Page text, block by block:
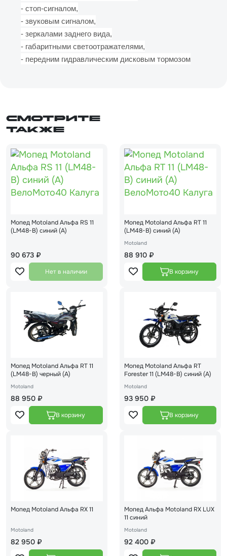
- стоп-сигналом,
- звуковым сигналом,
- зеркалами заднего вида,
- габаритными светоотражателями,
- передним гидравлическим дисковым тормозом
Смотрите
также
Мопед Motoland Альфа RS 11
(LM48-B) синий (А)
90 673 ₽
Нет в наличии
Мопед Motoland Альфа RT 11
(LM48-B) синий (A)
Motoland
88 910 ₽
Мопед Motoland Альфа RT 11
(LM48-B) черный (A)
Motoland
88 950 ₽
Мопед Motoland Альфа RT
Forester 11 (LM48-B) синий (A)
Motoland
93 950 ₽
Мопед Motoland Альфа RX 11
Motoland
82 950 ₽
Мопед Альфа Motoland RX LUX
11 синий
Motoland
92 400 ₽